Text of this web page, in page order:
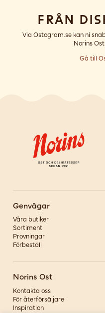
Från
Via Ostogram.se kan ni
Norins
Gå till
Genvägar
Våra butiker
Sortiment
Provningar
Förbeställ
Norins Ost
Kontakta oss
För återförsäljare
Inspiration